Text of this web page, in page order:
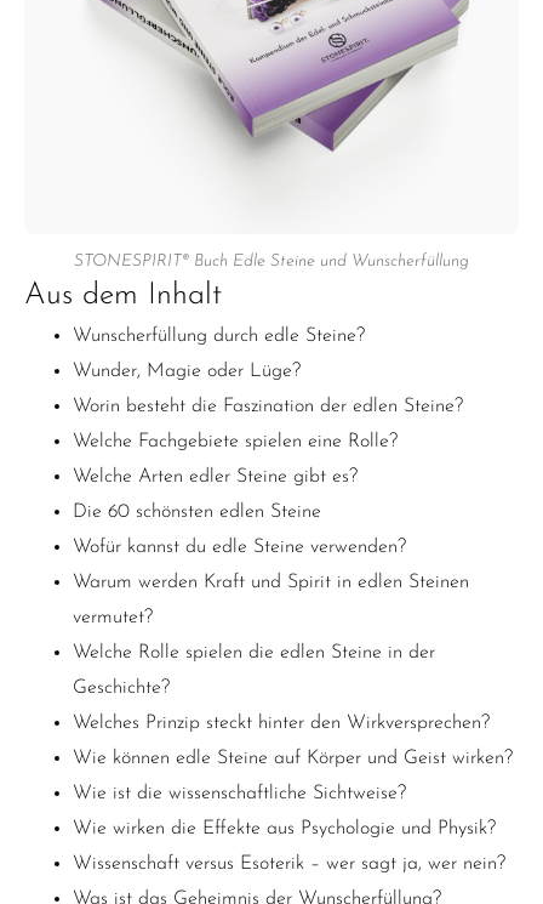
STONESPIRIT® Buch Edle Steine und Wunscherfüllung
Aus dem Inhalt
Wunscherfüllung durch edle Steine?
Wunder, Magie oder Lüge?
Worin besteht die Faszination der edlen Steine?
Welche Fachgebiete spielen eine Rolle?
Welche Arten edler Steine gibt es?
Die 60 schönsten edlen Steine
Wofür kannst du edle Steine verwenden?
Warum werden Kraft und Spirit in edlen Steinen
vermutet?
Welche Rolle spielen die edlen Steine in der
Geschichte?
Welches Prinzip steckt hinter den Wirkversprechen?
Wie können edle Steine auf Körper und Geist wirken?
Wie ist die wissenschaftliche Sichtweise?
Wie wirken die Effekte aus Psychologie und Physik?
Wissenschaft versus Esoterik – wer sagt ja, wer nein?
Was ist das Geheimnis der Wunscherfüllung?